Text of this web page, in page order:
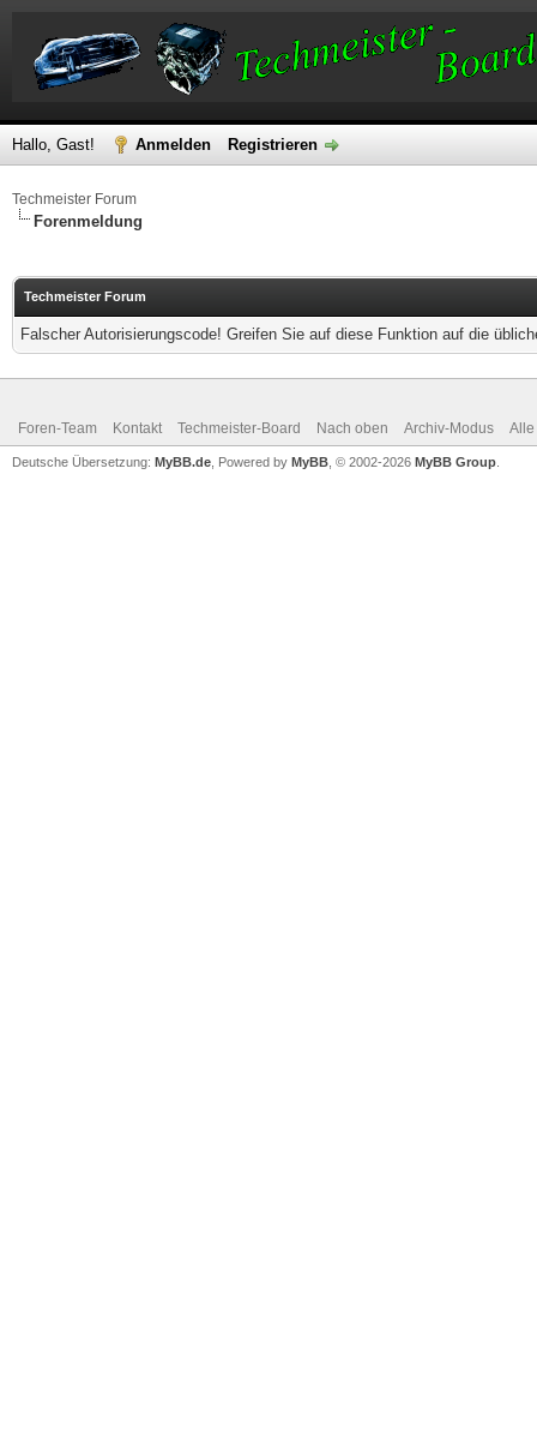
Hallo, Gast! Anmelden Registrieren
Techmeister Forum
Forenmeldung
Techmeister Forum
Falscher Autorisierungscode! Greifen Sie auf diese Funktion auf die
Foren-Team Kontakt Techmeister-Board Nach oben Archiv-Modus Alle
Deutsche Übersetzung: MyBB.de , Powered by MyBB , © 2002-2026 MyBB Group